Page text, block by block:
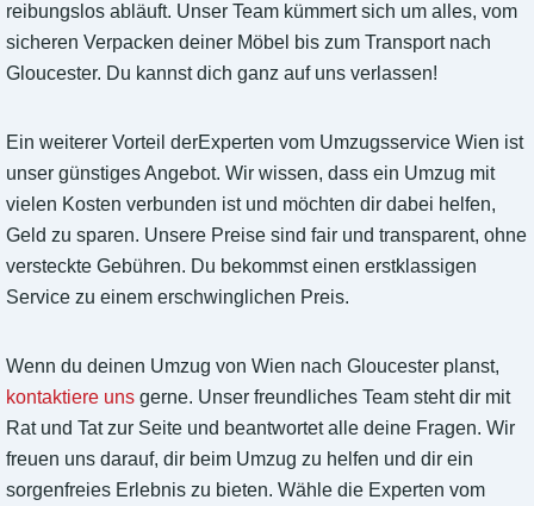
reibungslos abläuft. Unser Team kümmert sich um alles, vom
sicheren Verpacken deiner Möbel bis zum Transport nach
Gloucester. Du kannst dich ganz auf uns verlassen!
Ein weiterer Vorteil derExperten vom Umzugsservice Wien ist
unser günstiges Angebot. Wir wissen, dass ein Umzug mit
vielen Kosten verbunden ist und möchten dir dabei helfen,
Geld zu sparen. Unsere Preise sind fair und transparent, ohne
versteckte Gebühren. Du bekommst einen erstklassigen
Service zu einem erschwinglichen Preis.
Wenn du deinen Umzug von Wien nach Gloucester planst,
kontaktiere uns gerne. Unser freundliches Team steht dir mit
Rat und Tat zur Seite und beantwortet alle deine Fragen. Wir
freuen uns darauf, dir beim Umzug zu helfen und dir ein
sorgenfreies Erlebnis zu bieten. Wähle die Experten vom